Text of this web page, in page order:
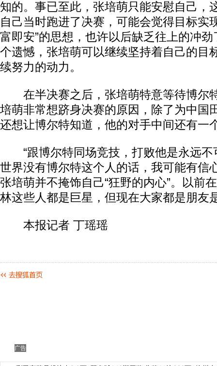
知的。事已至此，张培萌只能安慰自己，
自己当时跑进了决赛，可能会觉得目标实
富即安”的思想，也许以后缺乏往上的冲
个遗憾，张培萌可以继续坚持着自己的目
续努力的动力。
在半决赛之后，张培萌特意等待博尔
培萌非常想跻身决赛的原因，除了为中国
还想让博尔特知道，他的对手中间还有一
“跟博尔特同场竞技，打败他是永远不
世界没有博尔特这个人的话，我可能有信
张培萌并不掩饰自己“狂野的内心”。以前
林这些人都是巨星，但现在大家都是朋友
本报记者 丁瑶瑶
广告